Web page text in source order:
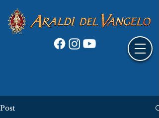
Post